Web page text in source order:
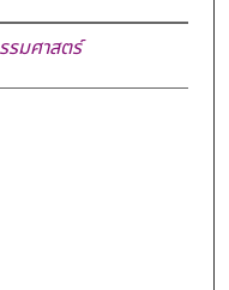
รมศาสตร์